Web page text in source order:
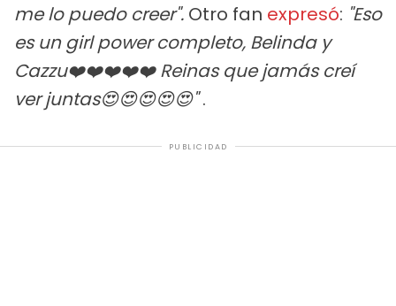
me lo puedo creer". Otro fan expresó: "Eso
es un girl power completo, Belinda y
Cazzu❤️❤️❤️❤️❤️ Reinas que jamás creí
ver juntas😍😍😍😍😍".
PUBLICIDAD